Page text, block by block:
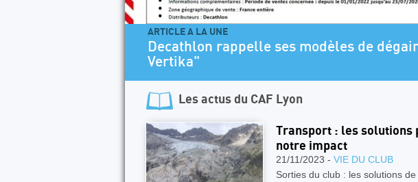
modèles de dégaines "Alpinisme et Programme
Les actus du CAF Lyon
Transport : les solutions
notre impact
21/11/2023 - VIE DU CLUB
Sorties du club : les solutions